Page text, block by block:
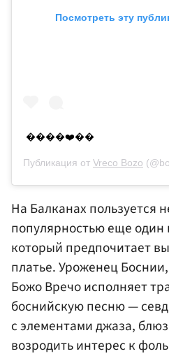
Посмотреть эту
����❤️��
Публикация от Vreco Bozo
На Балканах пользуется
популярностью еще один
который предпочитает
платье. Уроженец
Божо Вречо исполняет
боснийскую песню —
с элементами джаза,
возродить интерес к